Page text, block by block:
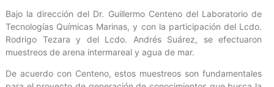
Bajo la dirección del Dr. Guillermo Centeno del Laboratorio de
Tecnologías Químicas Marinas, y con la participación del Lcdo.
Rodrigo Tezara y del Lcdo. Andrés Suárez, se efectuaron
muestreos de arena intermareal y agua de mar.
De acuerdo con Centeno, estos muestreos son fundamentales